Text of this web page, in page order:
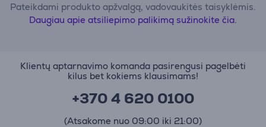
Pateikdami produkto apžvalgą, vadovaukitės taisyklėmis.
Daugiau apie atsiliepimo palikimą sužinokite čia.
Klientų aptarnavimo komanda pasirengusi pagelbėti
kilus bet kokiems klausimams!
+370 4 620 0100
(Atsakome nuo 09:00 iki 21:00)